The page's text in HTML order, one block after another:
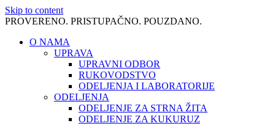
Skip to content
PROVERENO. PRISTUPAČNO. POUZDANO.
O NAMA
UPRAVA
UPRAVNI ODBOR
RUKOVODSTVO
ODELJENJA I LABORATORIJE
ODELJENJA
ODELJENJE ZA STRNA ŽITA
ODELJENJE ZA KUKURUZ